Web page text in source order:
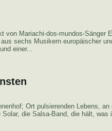
von Mariachi-dos-mundos-Sänger
sechs Musikern europäischer
einer...
Ort pulsierenden Lebens,
die Salsa-Band, die hält,